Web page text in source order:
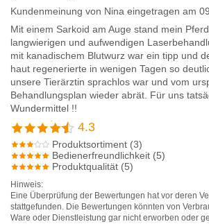
Kundenmeinung von Nina eingetragen am
Mit einem Sarkoid am Auge stand mein
langwierigen und aufwendigen
mit kanadischem Blutwurz war ein tipp und
haut regenerierte in wenigen Tagen so
unsere Tierärztin sprachlos war und vom
Behandlungsplan wieder abrät. Für uns
Wundermittel !!
4.3
Produktsortiment (3)
Bedienerfreundlichkeit (5)
Produktqualität (5)
Hinweis:
Eine Überprüfung der Bewertungen hat vor deren
stattgefunden. Die Bewertungen könnten von
Ware oder Dienstleistung gar nicht erworben oder